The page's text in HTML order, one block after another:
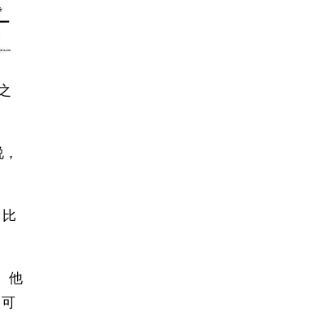
他